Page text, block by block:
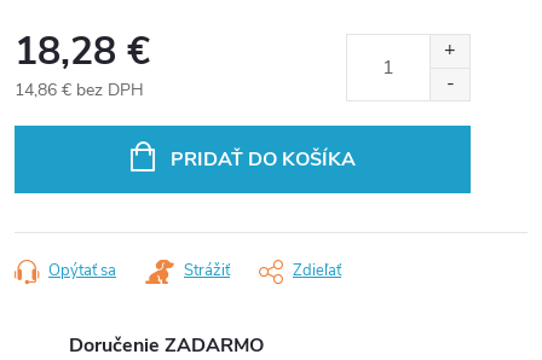
18,28 €
14,86 € bez DPH
PRIDAŤ DO KOŠÍKA
Opýtať sa Strážiť Zdieľať
Doručenie ZADARMO